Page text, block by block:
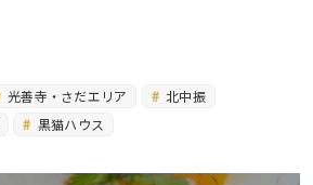
光善寺・さだエリア
北中振
黒猫ハウス